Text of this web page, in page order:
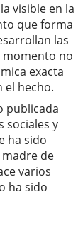
visible en la
que forma
las
momento no
exacta
el hecho.
publicada
sociales y
ha sido
de
varios
ha sido